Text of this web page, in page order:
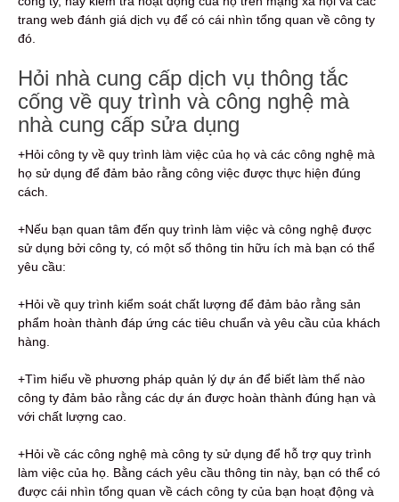
trang web đánh giá dịch vụ để có cái nhìn tổng quan về công ty
đó.
Hỏi nhà cung cấp dịch vụ thông tắc
cống về quy trình và công nghệ mà
nhà cung cấp sửa dụng
+Hỏi công ty về quy trình làm việc của họ và các công nghệ mà
họ sử dụng để đảm bảo rằng công việc được thực hiện đúng
cách.
+Nếu bạn quan tâm đến quy trình làm việc và công nghệ được
sử dụng bởi công ty, có một số thông tin hữu ích mà bạn có thể
yêu cầu:
+Hỏi về quy trình kiểm soát chất lượng để đảm bảo rằng sản
phẩm hoàn thành đáp ứng các tiêu chuẩn và yêu cầu của khách
hàng.
+Tìm hiểu về phương pháp quản lý dự án để biết làm thế nào
công ty đảm bảo rằng các dự án được hoàn thành đúng hạn và
với chất lượng cao.
+Hỏi về các công nghệ mà công ty sử dụng để hỗ trợ quy trình
làm việc của họ. Bằng cách yêu cầu thông tin này, bạn có thể có
được cái nhìn tổng quan về cách công ty của bạn hoạt động và